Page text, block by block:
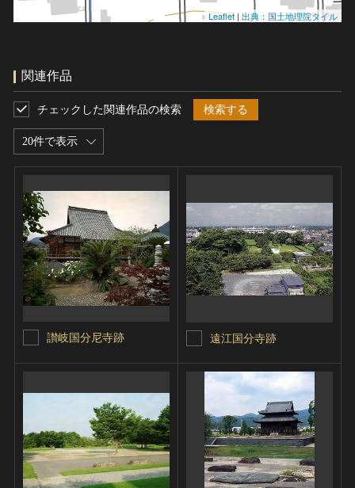
Leaflet|出典：国土地理院タイル
関連作品
20件で表示
チェックした関連作品の検索 検索する
讃岐国分尼寺跡 遠江国分寺跡